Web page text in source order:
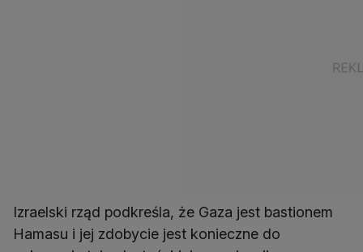
Izraelski rząd podkreśla, że Gaza jest bastionem
Hamasu i jej zdobycie jest konieczne do